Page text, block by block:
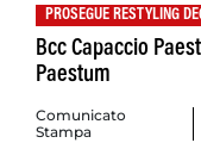
PROSEGUE RESTYLING
Bcc Capaccio
Paestum
Comunicato
Stampa